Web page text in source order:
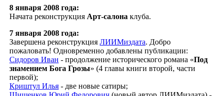
8 января 2008 года:
Начата реконструкция Арт-салона клуба.
7 января 2008 года:
Завершена реконструкция ЛИИМиздата. Добро
пожаловать! Одновременно добавлены публикации:
Сидоров Иван - продолжение исторического романа «Под
знамением Бога Грозы» (4 главы книги второй, части
первой);
Криштул Илья - две новые сатиры;